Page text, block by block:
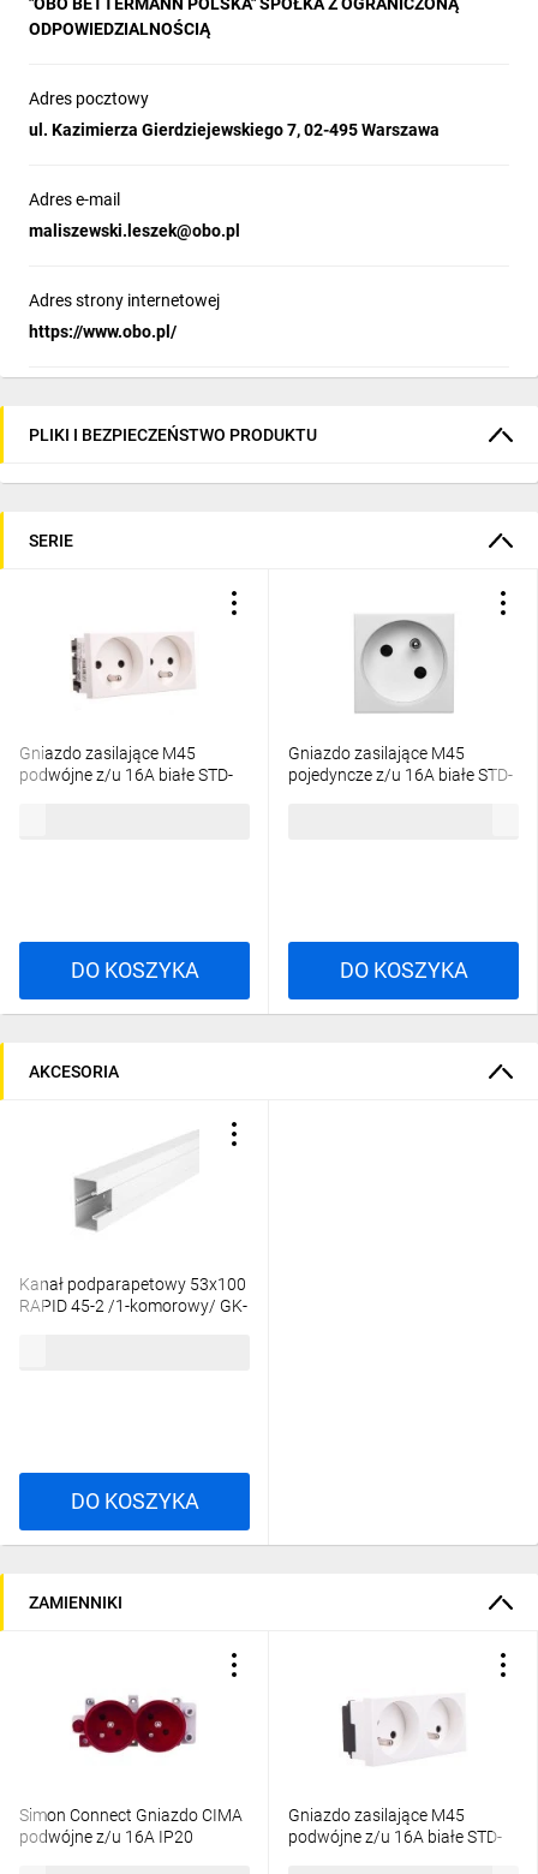
ODPOWIEDZIALNOŚCIĄ
Adres pocztowy
ul. Kazimierza Gierdziejewskiego 7, 02-495 Warszawa
Adres e-mail
maliszewski.leszek@obo.pl
Adres strony internetowej
https://www.obo.pl/
PLIKI I BEZPIECZEŃSTWO PRODUKTU
SERIE
Gniazdo zasilające M45
podwójne z/u 16A białe STD-
DO KOSZYKA
Gniazdo zasilające M45
pojedyncze z/u 16A białe STD-
DO KOSZYKA
AKCESORIA
Kanał podparapetowy 53x100
RAPID 45-2 /1-komorowy/ GK-
DO KOSZYKA
ZAMIENNIKI
Simon Connect Gniazdo CIMA
podwójne z/u 16A IP20
Gniazdo zasilające M45
podwójne z/u 16A białe STD-